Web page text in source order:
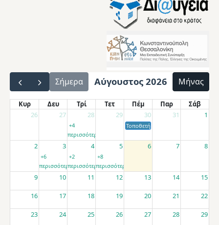
Σήμερα Αύγουστος 2026 Μήνας
Κυρ Δευ Τρί Τετ Πέμ Παρ
Σάβ
26
27 28 29 30 31 1
+4
περισσότερα
Τοποθετήσεις αποσπασμένων
2 3 4 5 6 7 8
+6
περισσότερα
+2
περισσότερα
+8
περισσότερα
9 10 11 12 13 14 15
16 17 18 19 20 21 22
23 24 25 26 27 28 29